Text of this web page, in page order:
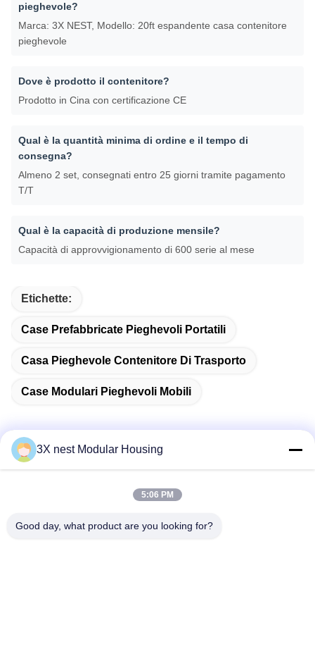
pieghevole?
Marca: 3X NEST, Modello: 20ft espandente casa contenitore
pieghevole
Dove è prodotto il contenitore?
Prodotto in Cina con certificazione CE
Qual è la quantità minima di ordine e il tempo di
consegna?
Almeno 2 set, consegnati entro 25 giorni tramite pagamento
T/T
Qual è la capacità di produzione mensile?
Capacità di approvvigionamento di 600 serie al mese
Etichette:
Case Prefabbricate Pieghevoli Portatili
Casa Pieghevole Contenitore Di Trasporto
Case Modulari Pieghevoli Mobili
Shunda Road, Contea di Fucheng, Città di Hengshui,
3X nest Modular Housing
5:06 PM
Good day, what product are you looking for?